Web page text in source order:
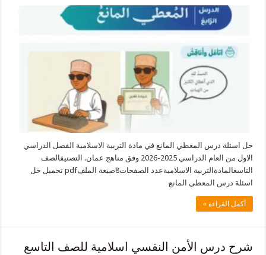
درس المعطي المانع في مادة التربية الاسلامية الفصل الدراسي
الاول من العام الدراسي 2025-2026 وفق مناهج عمان. التصنيفالصف
التاسعالمادةالتربية الاسلاميةعدد الصفحات8صيغة الملفpdf تحميل حل
المعطي المانع
»
الأمن النفسي اسلامية للصف التاسع